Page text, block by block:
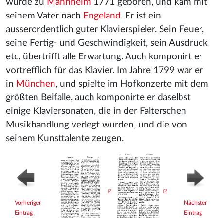
wurde zu Mannheim 1771 geboren, und kam mit
seinem Vater nach Engeland . Er ist ein
ausserordentlich guter Klavierspieler. Sein Feuer,
seine Fertig- und Geschwindigkeit, sein Ausdruck
etc. übertrifft alle Erwartung. Auch komponirt er
vortrefflich für das Klavier. Im Jahre 1799 war er
in München, und spielte im Hofkonzerte mit dem
größten Beifalle, auch komponirte er daselbst
einige Klaviersonaten, die in der Falterschen
Musikhandlung verlegt wurden, und die von
seinem Kunsttalente zeugen.
Vorheriger
Eintrag
Nächster
Eintrag